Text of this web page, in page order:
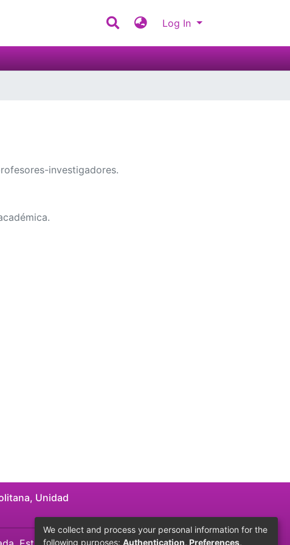
Log In
investigadores.
Unidad
We collect and process your personal information for the
following purposes: Authentication, Preferences,